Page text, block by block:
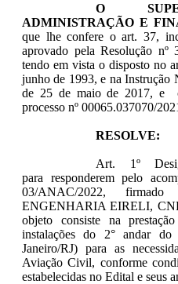
O
ADMINISTRAÇÃO E
que lhe confere o art. 37,
aprovado pela Resolução
tendo em vista o disposto no
junho de 1993, e na Instrução
de 25 de maio de 2017, e
processo nº 00065.037070/
RESOLVE:
Art. 1º
para responderem pelo
03/ANAC/2022,
ENGENHARIA EIRELI,
objeto consiste na
instalações do 2° andar
Janeiro/RJ) para as
Aviação Civil, conforme
estabelecidas no Edital e seus